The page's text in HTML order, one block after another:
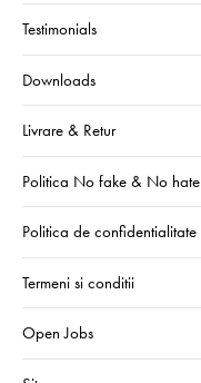
Testimonials
Downloads
Livrare & Retur
Politica No fake & No hate
Politica de confidentialitate
Termeni si conditii
Open Jobs